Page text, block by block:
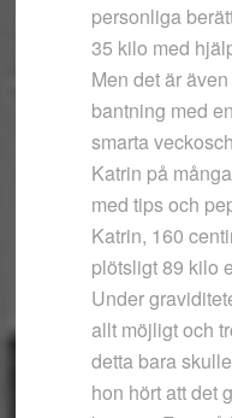
personliga
35 kilo med
Men det är
bantning med
smarta
Katrin på
med tips och
Katrin, 160
plötsligt 89 kilo
Under
allt möjligt och
detta bara
hon hört att det